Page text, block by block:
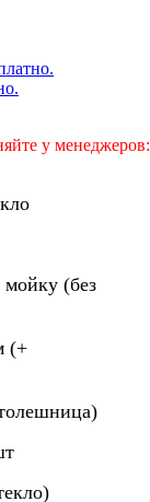
у менеджеров:
(без
(+